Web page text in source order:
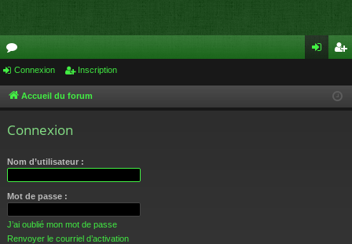
or
u cri
Connexion Inscription
Accueil du forum
Connexion
Nom d’utilisateur :
Mot de passe :
J’ai oublié mon mot de passe
Renvoyer le courriel d’activation